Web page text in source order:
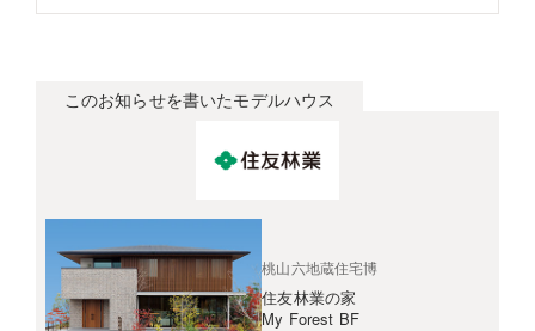
このお知らせを書いたモデルハウス
桃山六地蔵住宅博
住友林業の家
My Forest BF